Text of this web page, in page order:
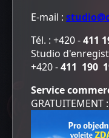
E-mail :
Tél. : +420 -411
Studio
+420 -411 190
Service
GRATUITEMENT :